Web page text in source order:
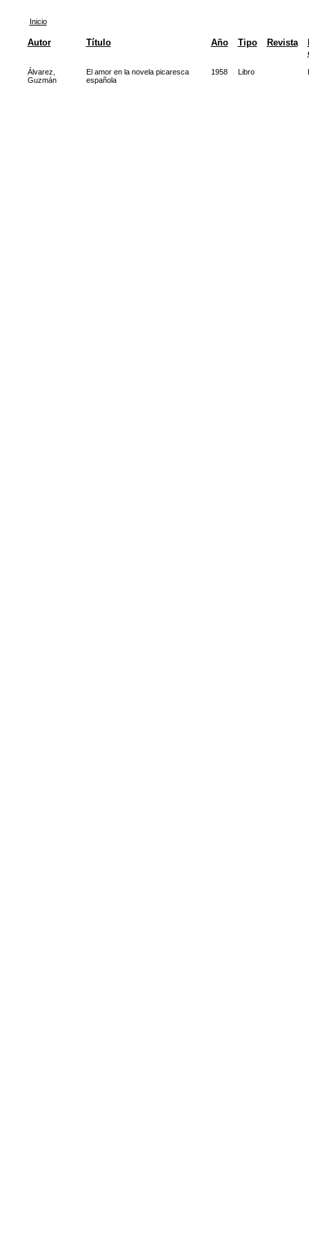
Inicio
Autor Título Año Tipo Revista
Álvarez,
Guzmán
El amor en la novela picaresca
española
1958 Libro